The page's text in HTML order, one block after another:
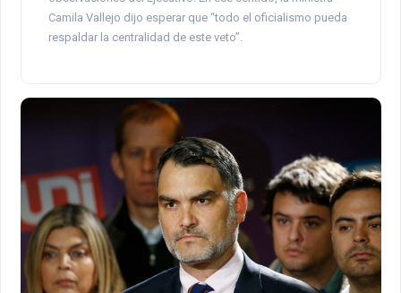
Camila Vallejo dijo esperar que “todo el oficialismo pueda
respaldar la centralidad de este veto”.